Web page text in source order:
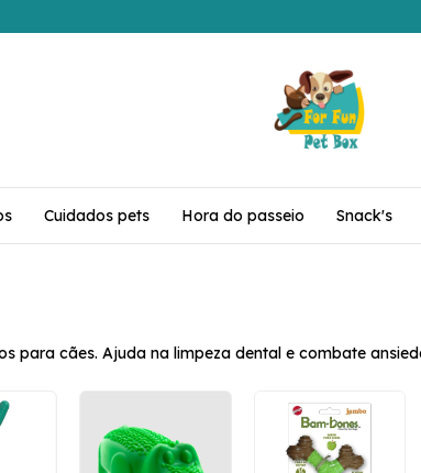
Cuidados pets Hora do passeio Snack's
para cães. Ajuda na limpeza dental e combate